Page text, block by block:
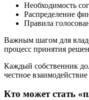
Необходимость
Распределение
Правила
Важным шагом для
процесс принятия
Каждый собственник
честное
Кто может стать